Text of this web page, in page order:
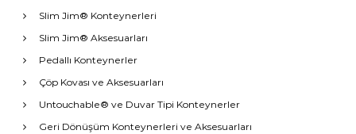
Slim Jim® Konteynerleri
Slim Jim® Aksesuarları
Pedallı Konteynerler
Çöp Kovası ve Aksesuarları
Untouchable® ve Duvar Tipi Konteynerler
Geri Dönüşüm Konteynerleri ve Aksesuarları